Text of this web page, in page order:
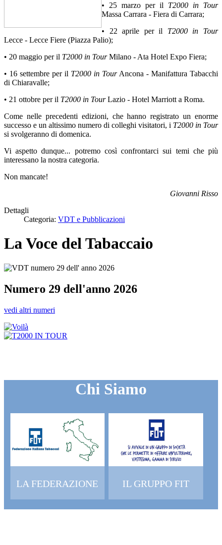
• 25 marzo per il T2000 in Tour
Massa Carrara - Fiera di Carrara;
• 22 aprile per il T2000 in Tour
Lecce - Lecce Fiere (Piazza Palio);
• 20 maggio per il T2000 in TourMilano - Ata Hotel Expo Fiera;
• 16 settembre per il T2000 in TourAncona - Manifattura Tabacchi
di Chiaravalle;
• 21 ottobre per il T2000 in TourLazio - Hotel Marriott a Roma.
Come nelle precedenti edizioni, che hanno registrato un enorme
successo e un altissimo numero di colleghi visitatori, i T2000 in Tour
si svolgeranno di domenica.
Vi aspetto dunque... potremo così confrontarci sui temi che più
interessano la nostra categoria.
Non mancate!
Giovanni Risso
Dettagli
Categoria: VDT e Pubblicazioni
La Voce del Tabaccaio
Numero 29 dell'anno 2026
vedi altri numeri
Chi Siamo
LA FEDERAZIONE IL GRUPPO FIT